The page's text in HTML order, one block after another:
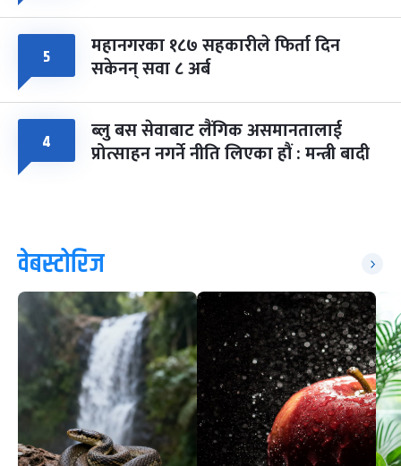
५ महानगरका १८७ सहकारीले फिर्ता दिन
सकेनन् सवा ८ अर्ब
४ ब्लु बस सेवाबाट लैंगिक असमानतालाई
प्रोत्साहन नगर्ने नीति लिएका हौं : मन्त्री बादी
वेबस्टोरिज